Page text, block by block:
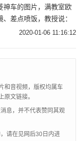
神车的图片，满教室欧
差点喷饭，教授说：
凡的车型，”他转过来
2020-01-06 11:16:12
和音视频，版权均属车
原文链接。
息，并不代表赞同其观
请在见网后30日内进